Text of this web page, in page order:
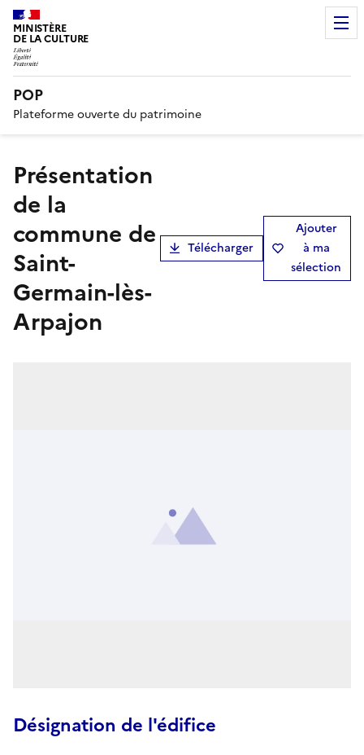
MINISTÈRE
DE LA CULTURE
POP
Plateforme ouverte du patrimoine
présentation
de la
commune de
Saint-
Germain-lès-
Arpajon
Télécharger
Ajouter
à ma
sélection
Désignation de l'édifice